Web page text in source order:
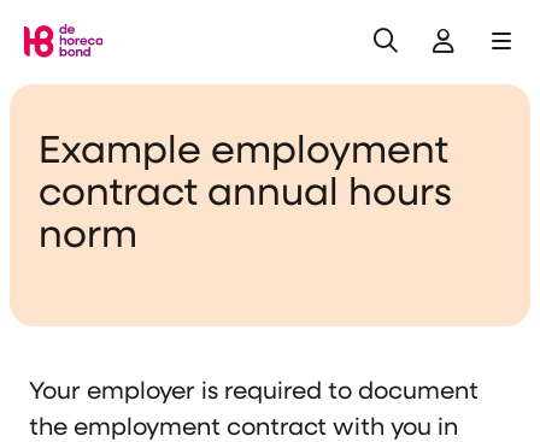
SearchLog in
Example employment
contract annual hours
norm
Your employer is required to document
the employment contract with you in